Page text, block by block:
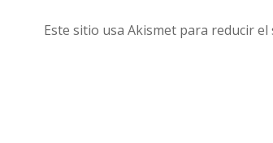
Este sitio usa Akismet para reducir el